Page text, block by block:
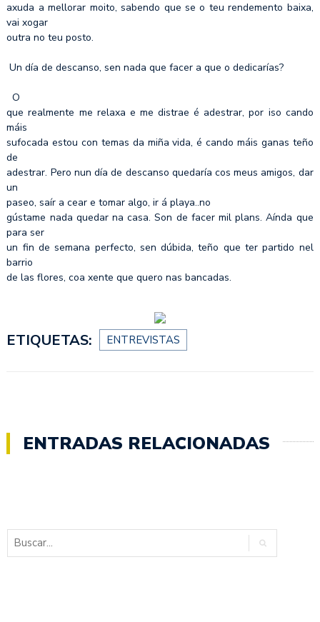
axuda a mellorar moito, sabendo que se o teu rendemento baixa,
vai xogar
outra no teu posto.
Un día de descanso, sen nada que facer a que o dedicarías?
O
que realmente me relaxa e me distrae é adestrar, por iso cando
máis
sufocada estou con temas da miña vida, é cando máis ganas teño
de
adestrar. Pero nun día de descanso quedaría cos meus amigos, dar
un
paseo, saír a cear e tomar algo, ir á playa..no
gústame nada quedar na casa. Son de facer mil plans. Aínda que
para ser
un fin de semana perfecto, sen dúbida, teño que ter partido nel
barrio
de las flores, coa xente que quero nas bancadas.
ETIQUETAS: ENTREVISTAS
ENTRADAS RELACIONADAS